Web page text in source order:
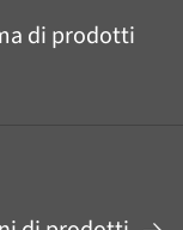
di prodotti